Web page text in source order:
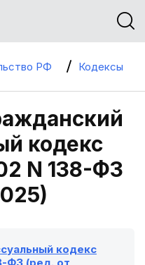
РФ Кодексы
кодекс
N 138-ФЗ
кодекс